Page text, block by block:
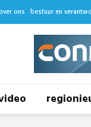
ons bestuur en